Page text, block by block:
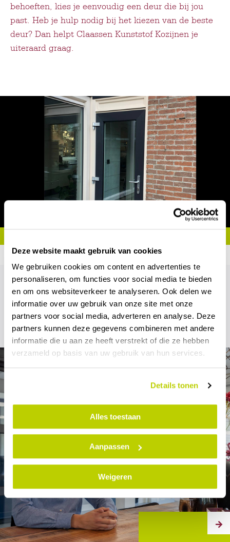
Deze website maakt gebruik van cookies
We gebruiken cookies om content en advertenties te
personaliseren, om functies voor social media te bieden
en om ons websiteverkeer te analyseren. Ook delen we
informatie over uw gebruik van onze site met onze
partners voor social media, adverteren en analyse. Deze
partners kunnen deze gegevens combineren met andere
informatie die u aan ze heeft verstrekt of die ze hebben
verzameld op basis van uw gebruik van hun services.
Details tonen
Alles toestaan
Aanpassen
Weigeren
behoeften, kies je eenvoudig een deur die bij jou
past. Heb je hulp nodig bij het kiezen van de beste
deur? Dan helpt Claassen Kunststof Kozijnen je
uiteraard graag.
Enthousiast
geworden van dit
verhaal?